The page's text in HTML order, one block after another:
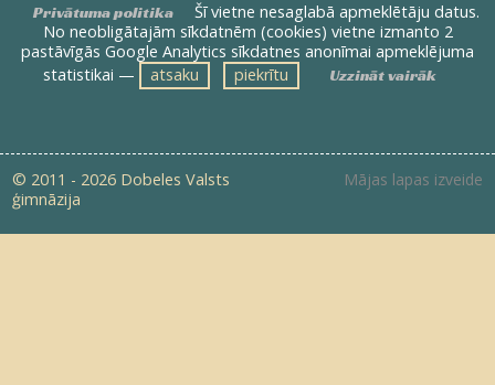
Privātuma politika
Šī vietne nesaglabā apmeklētāju datus.
No neobligātajām sīkdatnēm (cookies) vietne izmanto 2
pastāvīgās Google Analytics sīkdatnes anonīmai apmeklējuma
statistikai —
atsaku piekrītu Uzzināt vairāk
© 2011 - 2026 Dobeles Valsts
ģimnāzija
Mājas lapas izveide